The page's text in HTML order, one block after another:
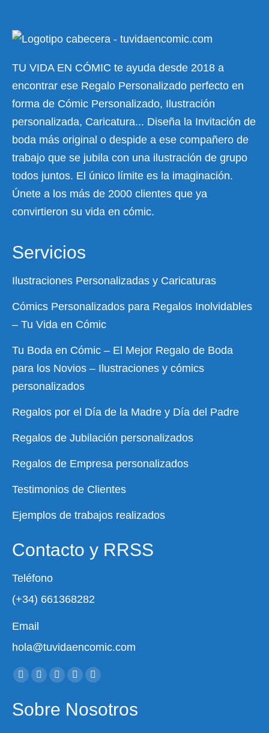
TU VIDA EN CÓMIC te ayuda desde 2018 a
encontrar ese Regalo Personalizado perfecto en
forma de Cómic Personalizado, Ilustración
personalizada, Caricatura... Diseña la Invitación de
boda más original o despide a ese compañero de
trabajo que se jubila con una ilustración de grupo
todos juntos. El único límite es la imaginación.
Únete a los más de 2000 clientes que ya
convirtieron su vida en cómic.
Servicios
Ilustraciones Personalizadas y Caricaturas
Cómics Personalizados para Regalos Inolvidables
– Tu Vida en Cómic
Tu Boda en Cómic – El Mejor Regalo de Boda
para los Novios – Ilustraciones y cómics
personalizados
Regalos por el Día de la Madre y Día del Padre
Regalos de Jubilación personalizados
Regalos de Empresa personalizados
Testimonios de Clientes
Ejemplos de trabajos realizados
Contacto y RRSS
Teléfono
(+34) 661368282
Email
hola@tuvidaencomic.com
Encuéntranos en:
Facebook
opens
X
opens
YouTube
opens
Instagram
opens
Whatsapp
opens
Sobre Nosotros